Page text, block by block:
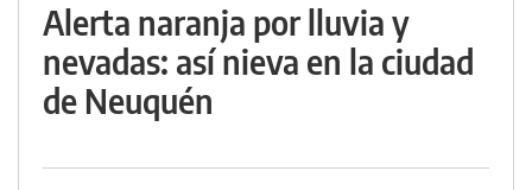
Alerta naranja por lluvia y
nevadas: así nieva en la ciudad
de Neuquén